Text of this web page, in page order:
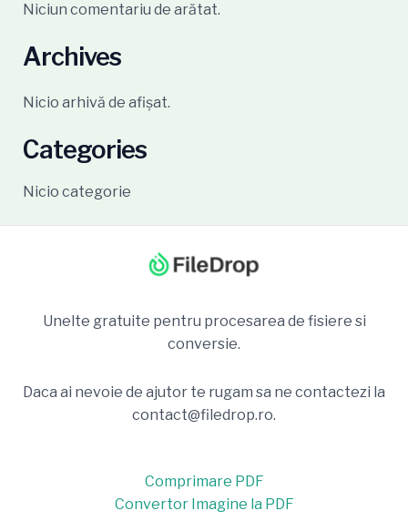
Niciun comentariu de arătat.
Archives
Nicio arhivă de afișat.
Categories
Nicio categorie
Unelte gratuite pentru procesarea de fisiere si
conversie.
Daca ai nevoie de ajutor te rugam sa ne contactezi la
contact@filedrop.ro.
Comprimare PDF
Convertor Imagine la PDF